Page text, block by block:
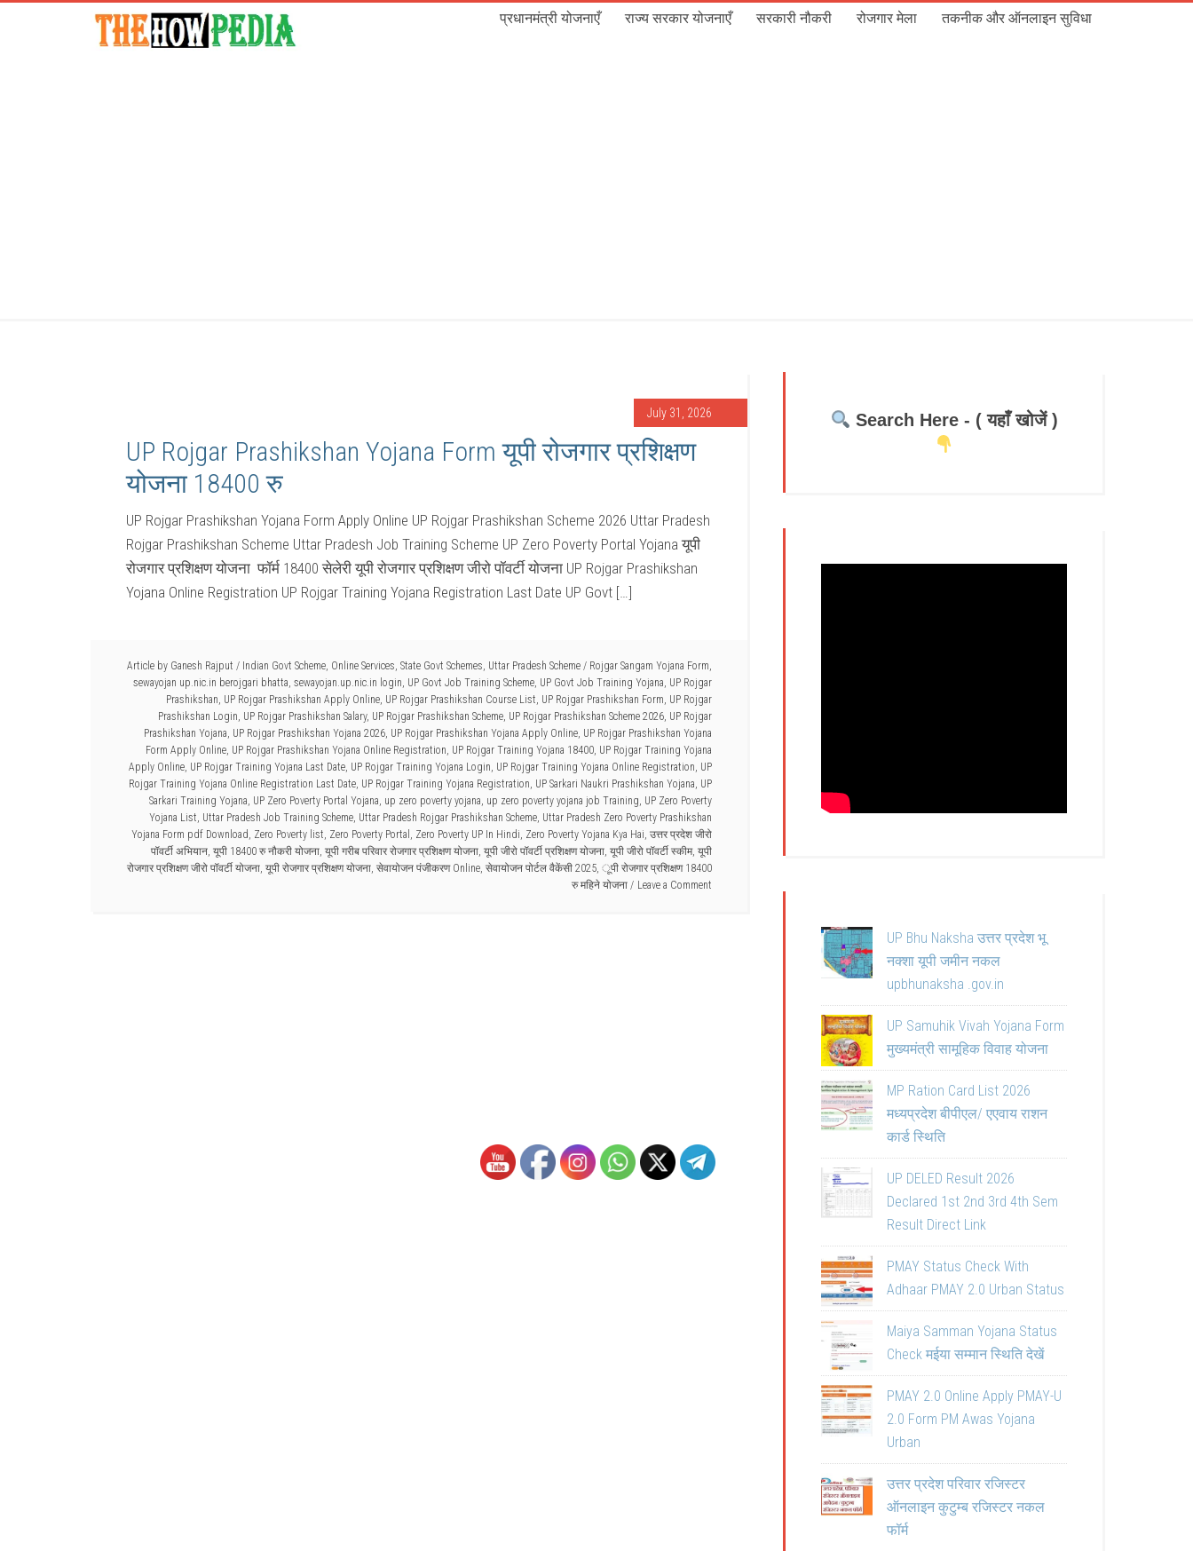
प्रधानमंत्री योजनाएँ राज्य सरकार योजनाएँ सरकारी नौकरी रोजगार मेला तकनीक और ऑनलाइन सुविधा
July 31, 2026
UP Rojgar Prashikshan Yojana Form यूपी रोजगार प्रशिक्षण
योजना 18400 रु
UP Rojgar Prashikshan Yojana Form Apply Online UP Rojgar Prashikshan Scheme 2026 Uttar Pradesh
Rojgar Prashikshan Scheme Uttar Pradesh Job Training Scheme UP Zero Poverty Portal Yojana यूपी
रोजगार प्रशिक्षण योजना फॉर्म 18400 सेलेरी यूपी रोजगार प्रशिक्षण जीरो पॉवर्टी योजना UP Rojgar Prashikshan
Yojana Online Registration UP Rojgar Training Yojana Registration Last Date UP Govt […]
Article by Ganesh Rajput / Indian Govt Scheme, Online Services, State Govt Schemes, Uttar Pradesh Scheme / Rojgar Sangam Yojana Form,
sewayojan up.nic.in berojgari bhatta, sewayojan.up.nic.in login, UP Govt Job Training Scheme, UP Govt Job Training Yojana, UP Rojgar
Prashikshan, UP Rojgar Prashikshan Apply Online, UP Rojgar Prashikshan Course List, UP Rojgar Prashikshan Form, UP Rojgar
Prashikshan Login, UP Rojgar Prashikshan Salary, UP Rojgar Prashikshan Scheme, UP Rojgar Prashikshan Scheme 2026, UP Rojgar
Prashikshan Yojana, UP Rojgar Prashikshan Yojana 2026, UP Rojgar Prashikshan Yojana Apply Online, UP Rojgar Prashikshan Yojana
Form Apply Online, UP Rojgar Prashikshan Yojana Online Registration, UP Rojgar Training Yojana 18400, UP Rojgar Training Yojana
Apply Online, UP Rojgar Training Yojana Last Date, UP Rojgar Training Yojana Login, UP Rojgar Training Yojana Online Registration, UP
Rojgar Training Yojana Online Registration Last Date, UP Rojgar Training Yojana Registration, UP Sarkari Naukri Prashikshan Yojana, UP
Sarkari Training Yojana, UP Zero Poverty Portal Yojana, up zero poverty yojana, up zero poverty yojana job Training, UP Zero Poverty
Yojana List, Uttar Pradesh Job Training Scheme, Uttar Pradesh Rojgar Prashikshan Scheme, Uttar Pradesh Zero Poverty Prashikshan
Yojana Form pdf Download, Zero Poverty list, Zero Poverty Portal , Zero Poverty UP In Hindi, Zero Poverty Yojana Kya Hai, उत्तर प्रदेश जीरो
पॉवर्टी अभियान, यूपी 18400 रु नौकरी योजना, यूपी गरीब परिवार रोजगार प्रशिक्षण योजना, यूपी जीरो पॉवर्टी प्रशिक्षण योजना, यूपी जीरो पॉवर्टी स्कीम, यूपी
रोजगार प्रशिक्षण जीरो पॉवर्टी योजना, यूपी रोजगार प्रशिक्षण योजना, सेवायोजन पंजीकरण Online, सेवायोजन पोर्टल वैकेंसी 2025,ूपी रोजगार प्रशिक्षण 18400
रु महिने योजना
Leave a Comment
Search Here - ( यहाँ खोजें )
UP Bhu Naksha उत्तर प्रदेश भू
नक्शा यूपी जमीन नकल
upbhunaksha .gov.in
UP Samuhik Vivah Yojana Form
मुख्यमंत्री सामूहिक विवाह योजना
MP Ration Card List 2026
मध्यप्रदेश बीपीएल/ एएवाय राशन
कार्ड स्थिति
UP DELED Result 2026
Declared 1st 2nd 3rd 4th Sem
Result Direct Link
PMAY Status Check With
Adhaar PMAY 2.0 Urban Status
Maiya Samman Yojana Status
Check मईया सम्मान स्थिति देखें
PMAY 2.0 Online Apply PMAY-U
2.0 Form PM Awas Yojana
Urban
उत्तर प्रदेश परिवार रजिस्टर
ऑनलाइन कुटुम्ब रजिस्टर नकल
फॉर्म